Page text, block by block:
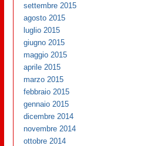
settembre 2015
agosto 2015
luglio 2015
giugno 2015
maggio 2015
aprile 2015
marzo 2015
febbraio 2015
gennaio 2015
dicembre 2014
novembre 2014
ottobre 2014